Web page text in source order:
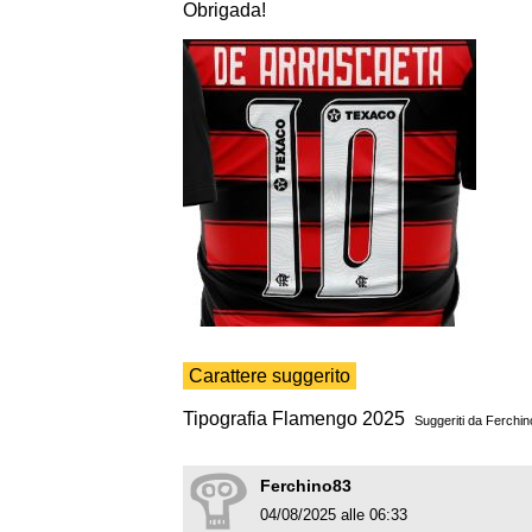
Obrigada!
Carattere suggerito
Tipografia Flamengo 2025 Suggeriti da
Ferchino83
04/08/2025 alle 06:33